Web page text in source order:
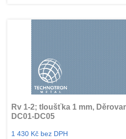
Rv 1-2; tloušťka 1 mm,
DC01-DC05
1 430 Kč bez DPH